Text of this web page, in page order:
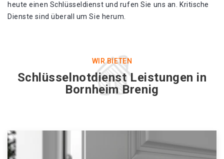
heute einen Schlüsseldienst und rufen Sie uns an. Kritische
Dienste sind überall um Sie herum.
WIR BIETEN
Schlüsselnotdienst Leistungen in
Bornheim Brenig